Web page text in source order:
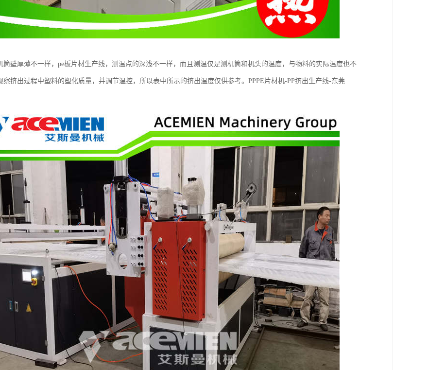
筒壁厚薄不一样，pe板片材生产线，测温点的深浅不一样，而且测温仅是测机筒和机头的温度，与物料的实际温度也不
察挤出过程中塑料的塑化质量，并调节温控，所以表中所示的挤出温度仅供参考。PPPE片材机-PP挤出生产线-东莞